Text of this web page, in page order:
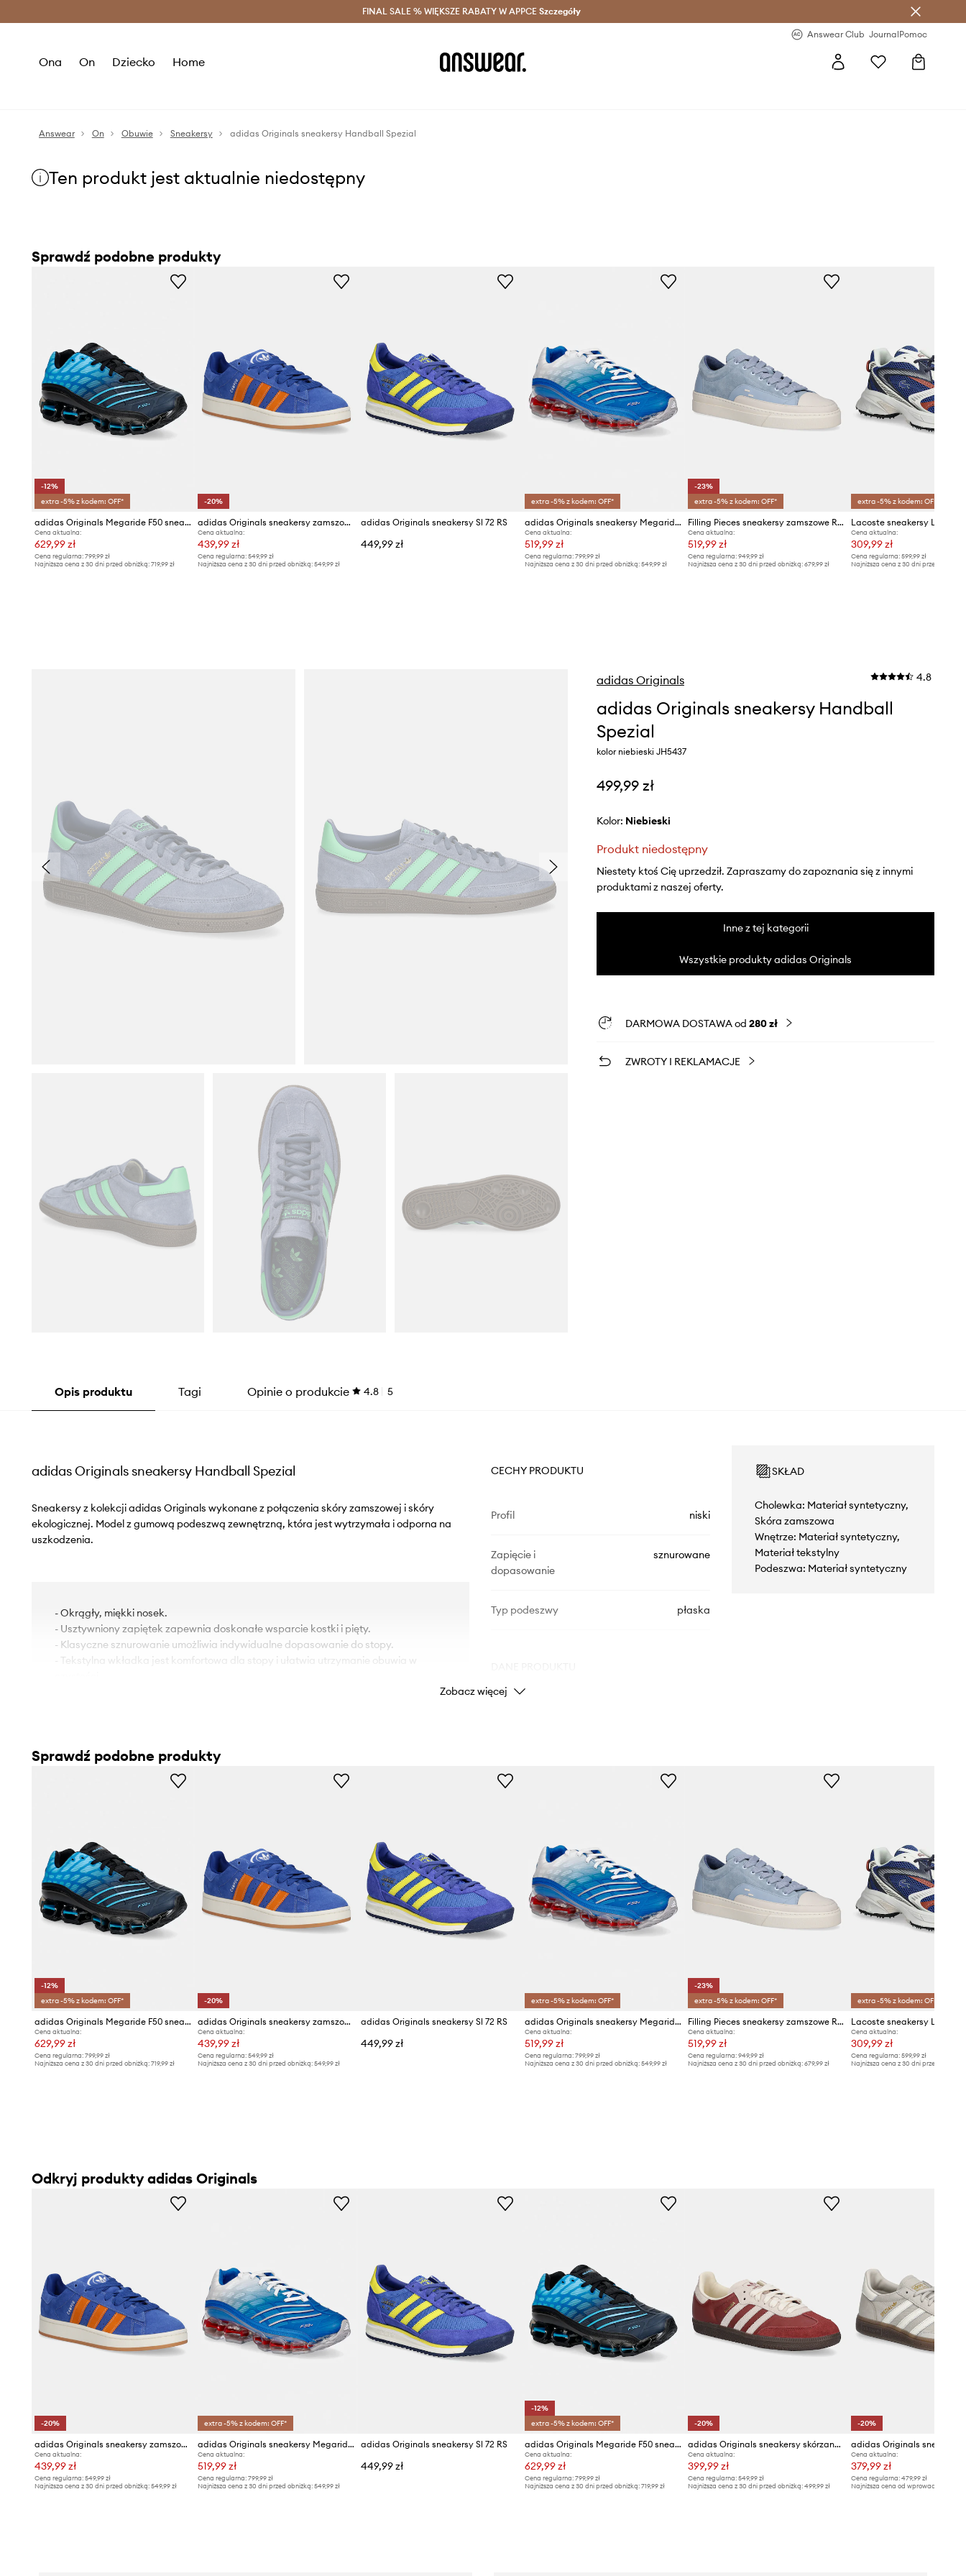
Oszczędzaj z Answear Club > Dostawa nawet w 24h >
FINAL SALE % WIĘKSZE RABATY W APPCE Szczegóły
Answear Club JournalPomoc
Ona On Dziecko Home
Answear On Obuwie Sneakersy adidas Originals sneakersy Handball Spezial
Ten produkt jest aktualnie niedostępny
Sprawdź podobne produkty
-12%
extra -5% z kodem: OFF*
adidas Originals Megaride F50 sneakersy męskie
Cena aktualna:
629,99 zł
Cena regularna: 799,99 zł
Najniższa cena z 30 dni przed obniżką: 719,99 zł
-20%
adidas Originals sneakersy zamszowe Campus 00s
Cena aktualna:
439,99 zł
Cena regularna:549,99 zł
Najniższa cena z 30 dni przed obniżką:549,99 zł
adidas Originals sneakersy Sl 72 RS
449,99 zł
extra -5% z kodem: OFF*
adidas Originals sneakersy Megaride F50
Cena aktualna:
519,99 zł
Cena regularna: 799,99 zł
Najniższa cena z 30 dni przed obniżką: 549,99 zł
-23%
extra -5% z kodem: OFF*
Filling Pieces sneakersy zamszowe Riviera Mix
Cena aktualna:
519,99 zł
Cena regularna:949,99 zł
Najniższa cena z 30 dni przed obniżką:679,99 zł
extra -5% z kodem: OFF*
Cena aktualna:
309,99 zł
Cena regularna: 599,99 zł
Najniższa cena z 30 dni przed obniżką:
adidas Originals 4.8
adidas Originals sneakersy Handball
Spezial
kolor niebieski JH5437
499,99 zł
Kolor: niebieski
Produkt niedostępny
Niestety ktoś Cię uprzedził. Zapraszamy do zapoznania się z innymi
produktami z naszej oferty.
Inne z tej kategorii
Wszystkie produkty adidas Originals
DARMOWA DOSTAWA od 280 zł
ZWROTY I REKLAMACJE
Opis produktu Tagi Opinie o produkcie 4.8 5
adidas Originals sneakersy Handball Spezial
Sneakersy z kolekcji adidas Originals wykonane z połączenia skóry zamszowej i skóry
ekologicznej. Model z gumową podeszwą zewnętrzną, która jest wytrzymała i odporna na
uszkodzenia.
- Okrągły, miękki nosek.
- Usztywniony zapiętek zapewnia doskonałe wsparcie kostki i pięty.
- Klasyczne sznurowanie umożliwia indywidualne dopasowanie do stopy.
- Tekstylna wkładka jest komfortowa dla stopy i ułatwia utrzymanie obuwia w
CECHY PRODUKTU
Profil niski
Zapięcie i
dopasowanie
sznurowane
Typ podeszwy płaska
Marka adidas Originals
SKŁAD
Cholewka: Materiał syntetyczny,
Skóra zamszowa
Wnętrze: Materiał syntetyczny,
Materiał tekstylny
Podeszwa: Materiał syntetyczny
Zobacz więcej
Sprawdź podobne produkty
-12%
extra -5% z kodem: OFF*
adidas Originals Megaride F50 sneakersy męskie
Cena aktualna:
629,99 zł
Cena regularna: 799,99 zł
Najniższa cena z 30 dni przed obniżką: 719,99 zł
-20%
adidas Originals sneakersy zamszowe Campus 00s
Cena aktualna:
439,99 zł
Cena regularna:549,99 zł
Najniższa cena z 30 dni przed obniżką:549,99 zł
adidas Originals sneakersy Sl 72 RS
449,99 zł
extra -5% z kodem: OFF*
adidas Originals sneakersy Megaride F50
Cena aktualna:
519,99 zł
Cena regularna: 799,99 zł
Najniższa cena z 30 dni przed obniżką: 549,99 zł
-23%
extra -5% z kodem: OFF*
Filling Pieces sneakersy zamszowe Riviera Mix
Cena aktualna:
519,99 zł
Cena regularna:949,99 zł
Najniższa cena z 30 dni przed obniżką:679,99 zł
extra -5% z kodem: OFF*
Cena aktualna:
309,99 zł
Cena regularna: 599,99 zł
Najniższa cena z 30 dni przed obniżką:
Odkryj produkty adidas Originals
-20%
adidas Originals sneakersy zamszowe Campus 00s
Cena aktualna:
439,99 zł
Cena regularna: 549,99 zł
Najniższa cena z 30 dni przed obniżką: 549,99 zł
extra -5% z kodem: OFF*
adidas Originals sneakersy Megaride F50
Cena aktualna:
519,99 zł
Cena regularna:799,99 zł
Najniższa cena z 30 dni przed obniżką:549,99 zł
adidas Originals sneakersy Sl 72 RS
449,99 zł
-12%
extra -5% z kodem: OFF*
adidas Originals Megaride F50 sneakersy męskie
Cena aktualna:
629,99 zł
Cena regularna: 799,99 zł
Najniższa cena z 30 dni przed obniżką: 719,99 zł
-20%
adidas Originals sneakersy skórzane Samba OG
Cena aktualna:
399,99 zł
Cena regularna:549,99 zł
Najniższa cena z 30 dni przed obniżką:499,99 zł
-20%
Cena aktualna:
379,99 zł
Cena regularna: 479,99 zł
Najniższa cena od wprowadzenia do